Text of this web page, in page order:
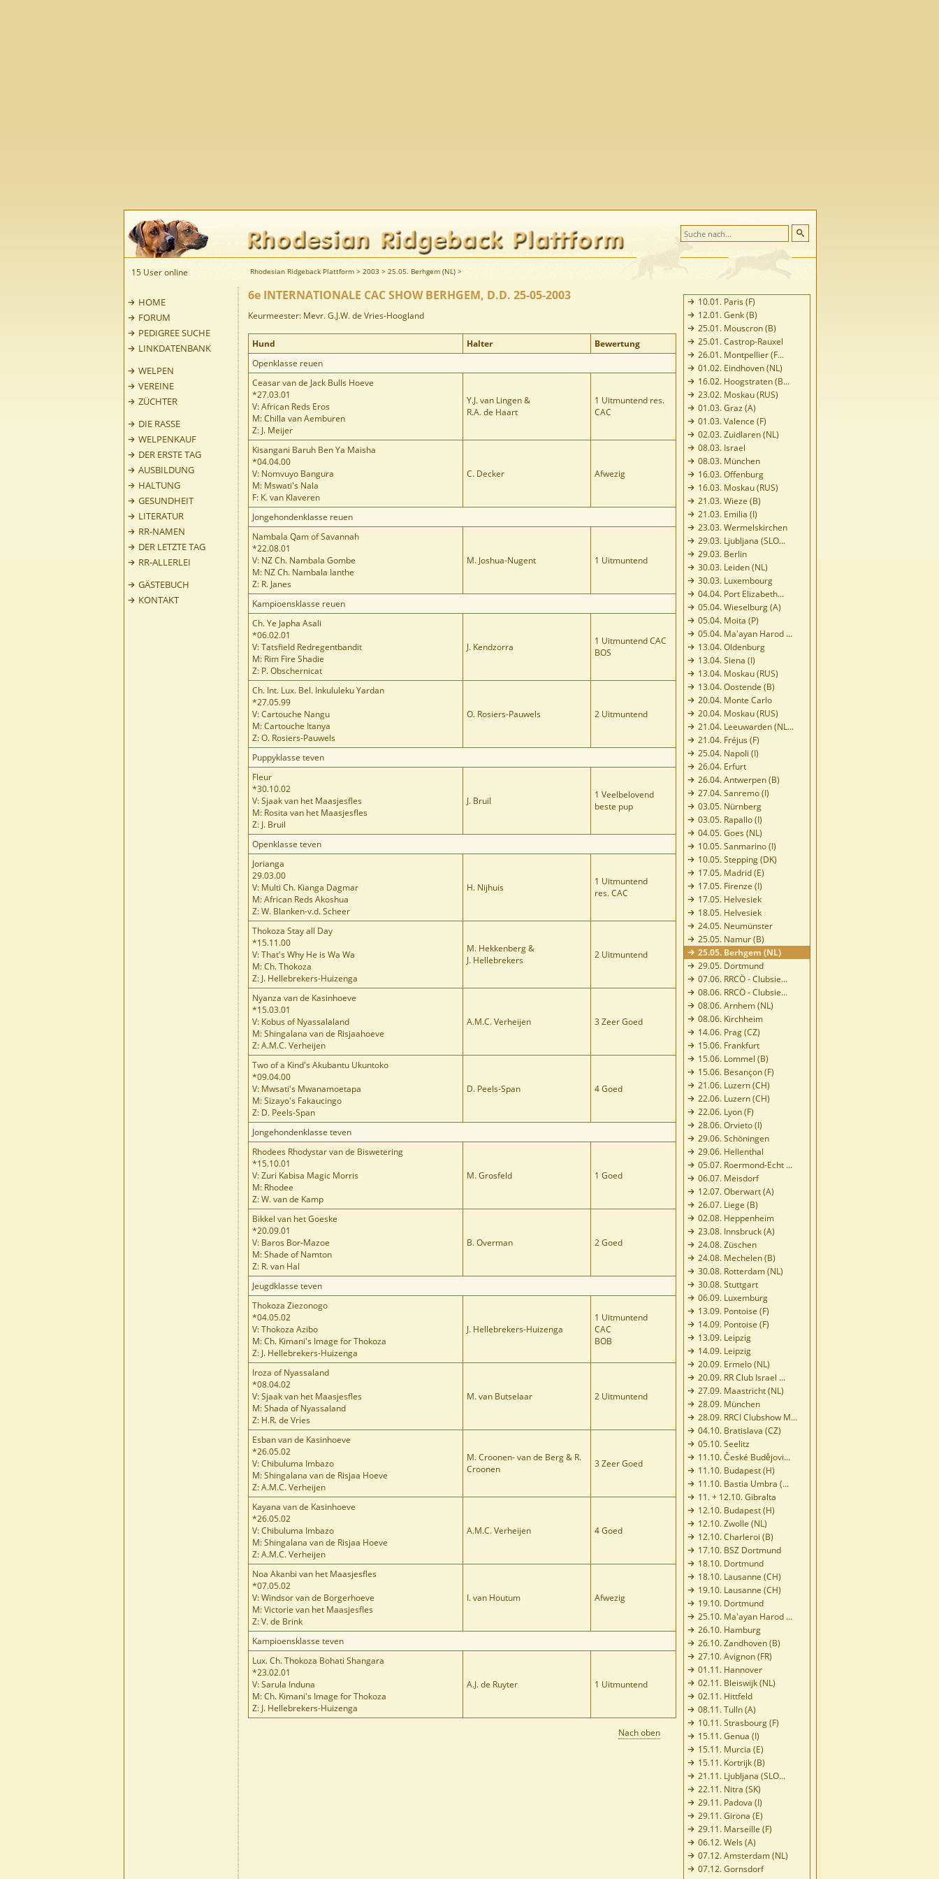
15 User online Rhodesian Ridgeback Plattform > 2003 > 25.05. Berhgem (NL) >
HOME
FORUM
PEDIGREE SUCHE
LINKDATENBANK
WELPEN
VEREINE
ZÜCHTER
DIE RASSE
WELPENKAUF
DER ERSTE TAG
AUSBILDUNG
HALTUNG
GESUNDHEIT
LITERATUR
RR-NAMEN
DER LETZTE TAG
RR-ALLERLEI
GÄSTEBUCH
KONTAKT
10.01. Paris (F)
12.01. Genk (B)
25.01. Mouscron (B)
25.01. Castrop-Rauxel
26.01. Montpellier (F...
01.02. Eindhoven (NL)
16.02. Hoogstraten (B...
23.02. Moskau (RUS)
01.03. Graz (A)
01.03. Valence (F)
02.03. Zuidlaren (NL)
08.03. Israel
08.03. München
16.03. Offenburg
16.03. Moskau (RUS)
21.03. Wieze (B)
21.03. Emilia (I)
23.03. Wermelskirchen
29.03. Ljubljana (SLO...
29.03. Berlin
30.03. Leiden (NL)
30.03. Luxembourg
04.04. Port Elizabeth...
05.04. Wieselburg (A)
05.04. Moita (P)
05.04. Ma'ayan Harod ...
13.04. Oldenburg
13.04. Siena (I)
13.04. Moskau (RUS)
13.04. Oostende (B)
20.04. Monte Carlo
20.04. Moskau (RUS)
21.04. Leeuwarden (NL...
21.04. Fréjus (F)
25.04. Napoli (I)
26.04. Erfurt
26.04. Antwerpen (B)
27.04. Sanremo (I)
03.05. Nürnberg
03.05. Rapallo (I)
04.05. Goes (NL)
10.05. Sanmarino (I)
10.05. Stepping (DK)
17.05. Madrid (E)
17.05. Firenze (I)
17.05. Helvesiek
18.05. Helvesiek
24.05. Neumünster
25.05. Namur (B)
25.05. Berhgem (NL)
29.05. Dortmund
07.06. RRCÖ - Clubsie...
08.06. RRCÖ - Clubsie...
08.06. Arnhem (NL)
08.06. Kirchheim
14.06. Prag (CZ)
15.06. Frankfurt
15.06. Lommel (B)
15.06. Besançon (F)
21.06. Luzern (CH)
22.06. Luzern (CH)
22.06. Lyon (F)
28.06. Orvieto (I)
29.06. Schöningen
29.06. Hellenthal
05.07. Roermond-Echt ...
06.07. Meisdorf
12.07. Oberwart (A)
26.07. Liege (B)
02.08. Heppenheim
23.08. Innsbruck (A)
24.08. Züschen
24.08. Mechelen (B)
30.08. Rotterdam (NL)
30.08. Stuttgart
06.09. Luxemburg
13.09. Pontoise (F)
14.09. Pontoise (F)
13.09. Leipzig
14.09. Leipzig
20.09. Ermelo (NL)
20.09. RR Club Israel ...
27.09. Maastricht (NL)
28.09. München
28.09. RRCI Clubshow M...
04.10. Bratislava (CZ)
05.10. Seelitz
11.10. České Budějovi...
11.10. Budapest (H)
11.10. Bastia Umbra (...
11. + 12.10. Gibralta
12.10. Budapest (H)
12.10. Zwolle (NL)
12.10. Charleroi (B)
17.10. BSZ Dortmund
18.10. Dortmund
18.10. Lausanne (CH)
19.10. Lausanne (CH)
19.10. Dortmund
25.10. Ma'ayan Harod ...
26.10. Hamburg
26.10. Zandhoven (B)
27.10. Avignon (FR)
01.11. Hannover
02.11. Bleiswijk (NL)
02.11. Hittfeld
08.11. Tulln (A)
10.11. Strasbourg (F)
15.11. Genua (I)
15.11. Murcia (E)
15.11. Kortrijk (B)
21.11. Ljubljana (SLO...
22.11. Nitra (SK)
29.11. Padova (I)
29.11. Girona (E)
29.11. Marseille (F)
06.12. Wels (A)
07.12. Amsterdam (NL)
07.12. Gornsdorf
6e INTERNATIONALE CAC SHOW BERHGEM, D.D. 25-05-2003
Keurmeester: Mevr. G.J.W. de Vries-Hoogland
Hund Halter
Bewertung
Openklasse reuen
Ceasar van de Jack Bulls Hoeve
*27.03.01
V: African Reds Eros
M: Chilla van Aemburen
Z: J. Meijer
Y.J. van Lingen &
R.A. de Haart
1 Uitmuntend res.
CAC
Kisangani Baruh Ben Ya Maisha
*04.04.00
V: Nomvuyo Bangura
M: Mswati's Nala
F: K. van Klaveren
C. Decker Afwezig
Jongehondenklasse reuen
Nambala Qam of Savannah
*22.08.01
V: NZ Ch. Nambala Gombe
M: NZ Ch. Nambala Ianthe
Z: R. Janes
M. Joshua-Nugent 1 Uitmuntend
Kampioensklasse reuen
Ch. Ye Japha Asali
*06.02.01
V: Tatsfield Redregentbandit
M: Rim Fire Shadie
Z: P. Obschernicat
J. Kendzorra
1 Uitmuntend CAC
BOS
Ch. Int. Lux. Bel. Inkululeku Yardan
*27.05.99
V: Cartouche Nangu
M: Cartouche Itanya
Z: O. Rosiers-Pauwels
O. Rosiers-Pauwels 2 Uitmuntend
Puppyklasse teven
Fleur
*30.10.02
V: Sjaak van het Maasjesfles
M: Rosita van het Maasjesfles
Z: J. Bruil
J. Bruil
1 Veelbelovend
beste pup
Openklasse teven
Jorianga
29.03.00
V: Multi Ch. Kianga Dagmar
M: African Reds Akoshua
Z: W. Blanken-v.d. Scheer
H. Nijhuis
1 Uitmuntend
res. CAC
Thokoza Stay all Day
*15.11.00
V: That's Why He is Wa Wa
M: Ch. Thokoza
Z: J. Hellebrekers-Huizenga
M. Hekkenberg &
J. Hellebrekers
2 Uitmuntend
Nyanza van de Kasinhoeve
*15.03.01
V: Kobus of Nyassalaland
M: Shingalana van de Risjaahoeve
Z: A.M.C. Verheijen
A.M.C. Verheijen 3 Zeer Goed
Two of a Kind's Akubantu Ukuntoko
*09.04.00
V: Mwsati's Mwanamoetapa
M: Sizayo's Fakaucingo
Z: D. Peels-Span
D. Peels-Span 4 Goed
Jongehondenklasse teven
Rhodees Rhodystar van de Biswetering
*15.10.01
V: Zuri Kabisa Magic Morris
M: Rhodee
Z: W. van de Kamp
M. Grosfeld 1 Goed
Bikkel van het Goeske
*20.09.01
V: Baros Bor-Mazoe
M: Shade of Namton
Z: R. van Hal
B. Overman 2 Goed
Jeugdklasse teven
Thokoza Ziezonogo
*04.05.02
V: Thokoza Azibo
M: Ch. Kimani's Image for Thokoza
Z: J. Hellebrekers-Huizenga
J. Hellebrekers-Huizenga
1 Uitmuntend
CAC
BOB
Iroza of Nyassaland
*08.04.02
V: Sjaak van het Maasjesfles
M: Shada of Nyassaland
Z: H.R. de Vries
M. van Butselaar 2 Uitmuntend
Esban van de Kasinhoeve
*26.05.02
V: Chibuluma Imbazo
M: Shingalana van de Risjaa Hoeve
Z: A.M.C. Verheijen
M. Croonen- van de Berg & R.
Croonen
3 Zeer Goed
Kayana van de Kasinhoeve
*26.05.02
V: Chibuluma Imbazo
M: Shingalana van de Risjaa Hoeve
Z: A.M.C. Verheijen
A.M.C. Verheijen 4 Goed
Noa Akanbi van het Maasjesfles
*07.05.02
V: Windsor van de Borgerhoeve
M: Victorie van het Maasjesfles
Z: V. de Brink
I. van Houtum Afwezig
Kampioensklasse teven
Lux. Ch. Thokoza Bohati Shangara
*23.02.01
V: Sarula Induna
M: Ch. Kimani's Image for Thokoza
Z: J. Hellebrekers-Huizenga
A.J. de Ruyter 1 Uitmuntend
Nach oben